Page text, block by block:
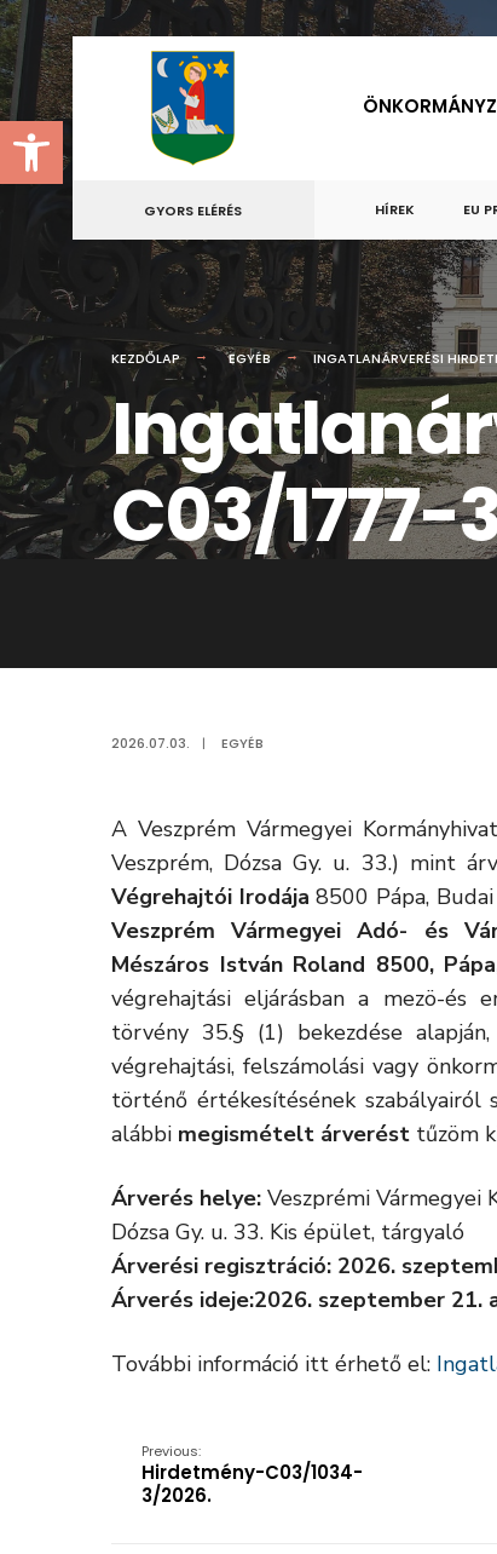
Eszköztár megnyitása
content
GYORS ELÉRÉS HÍREK EU
KEZDŐLAP EGYÉB INGATLANÁRVERÉSI
C03/1777-
2026.07.03. | EGYÉB
A Veszprém Vármegyei
Veszprém, Dózsa Gy. u. 33.) mint
Végrehajtói Irodája8500 Pápa,
Veszprém Vármegyei Adó- és
Mészáros István Roland 8500,
végrehajtási eljárásban a mezö-és
törvény 35.§ (1) bekezdése
végrehajtási, felszámolási vagy
történő értékesítésének szabályairól
alábbi megismételt árverést tűzöm
Árverés helye: Veszprémi Vármegyei
Dózsa Gy. u. 33. Kis épület, tárgyaló
Árverési regisztráció: 2026.
Árverés ideje:2026. szeptember 21.
További információ itt érhető el:
Previous:
Hirdetmény-C03/1034-
3/2026.